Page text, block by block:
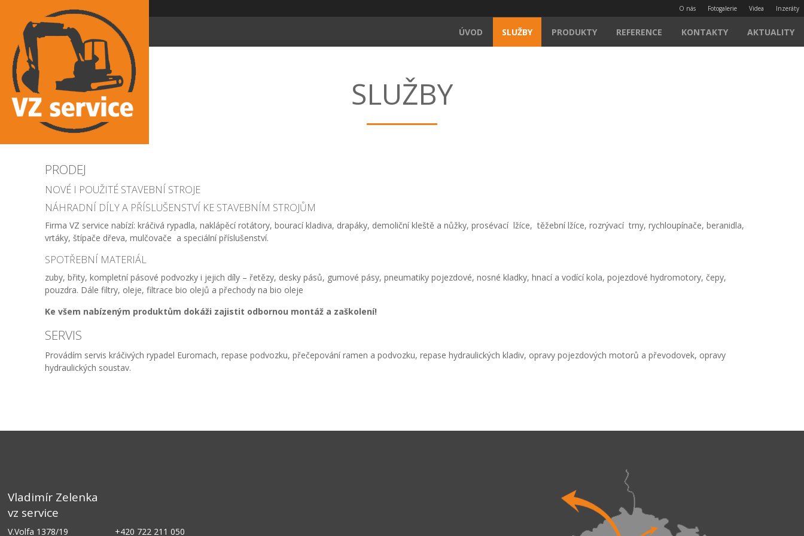
O nás Fotogalerie Videa Inzeráty
ÚVOD SLUŽBY PRODUKTY REFERENCE KONTAKTY AKTUALITY
SLUŽBY
PRODEJ
NOVÉ I POUŽITÉ STAVEBNÍ STROJE
NÁHRADNÍ DÍLY A PŘÍSLUŠENSTVÍ KE STAVEBNÍM STROJŮM
Firma VZ service nabízí: kráčivá rypadla, naklápěcí rotátory, bourací kladiva, drapáky, demoliční kleště a nůžky, prosévací lžíce, těžební lžíce, rozrývací trny, rychloupínače, beranidla,
vrtáky, štípače dřeva, mulčovače a speciální příslušenství.
SPOTŘEBNÍ MATERIÁL
zuby, břity, kompletní pásové podvozky i jejich díly – řetězy, desky pásů, gumové pásy, pneumatiky pojezdové, nosné kladky, hnací a vodící kola, pojezdové hydromotory, čepy,
pouzdra. Dále filtry, oleje, filtrace bio olejů a přechody na bio oleje
Ke všem nabízeným produktům dokáži zajistit odbornou montáž a zaškolení!
SERVIS
Provádím servis kráčivých rypadel Euromach, repase podvozku, přečepování ramen a podvozku, repase hydraulických kladiv, opravy pojezdových motorů a převodovek, opravy
hydraulických soustav.
Vladimír Zelenka
vz service
V.Volfa 1378/19 +420 722 211 050